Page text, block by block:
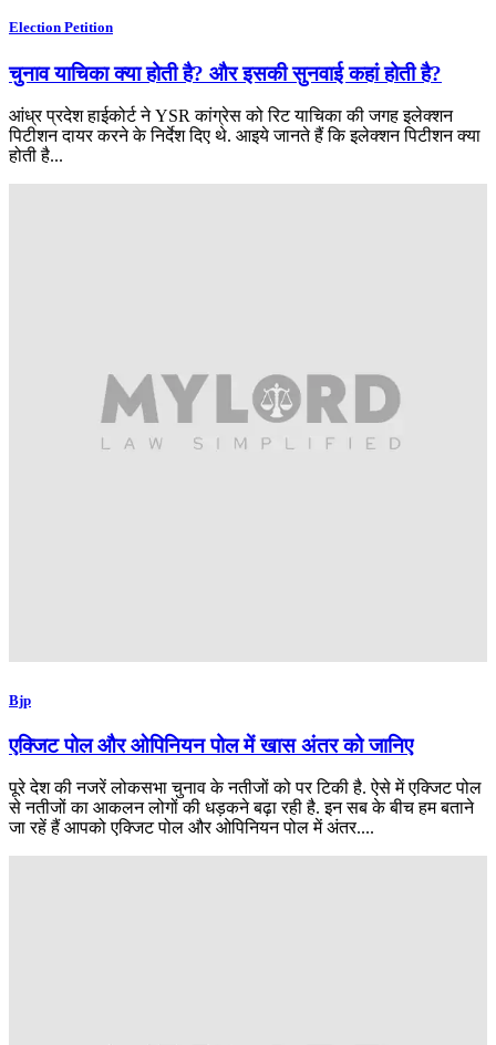
Election Petition
चुनाव याचिका क्या होती है? और इसकी सुनवाई कहां होती है?
आंध्र प्रदेश हाईकोर्ट ने YSR कांग्रेस को रिट याचिका की जगह इलेक्शन
पिटीशन दायर करने के निर्देश दिए थे. आइये जानते हैं कि इलेक्शन पिटीशन क्या
होती है...
Bjp
एक्जिट पोल और ओपिनियन पोल में खास अंतर को जानिए
पूरे देश की नजरें लोकसभा चुनाव के नतीजों को पर टिकी है. ऐसे में एक्जिट पोल
से नतीजों का आकलन लोगों की धड़कने बढ़ा रही है. इन सब के बीच हम बताने
जा रहें हैं आपको एक्जिट पोल और ओपिनियन पोल में अंतर....